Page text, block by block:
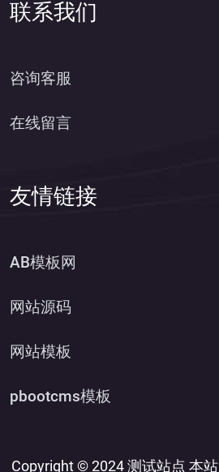
联系我们
咨询客服
在线留言
友情链接
AB模板网
网站源码
网站模板
pbootcms模板
Copyright © 2024 测试站点 本